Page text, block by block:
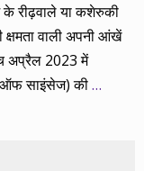
के रीढ़वाले या कशेरुकी
वाली अपनी आंखें
अप्रैल 2023 में
ऑफ साइंसेज) की…